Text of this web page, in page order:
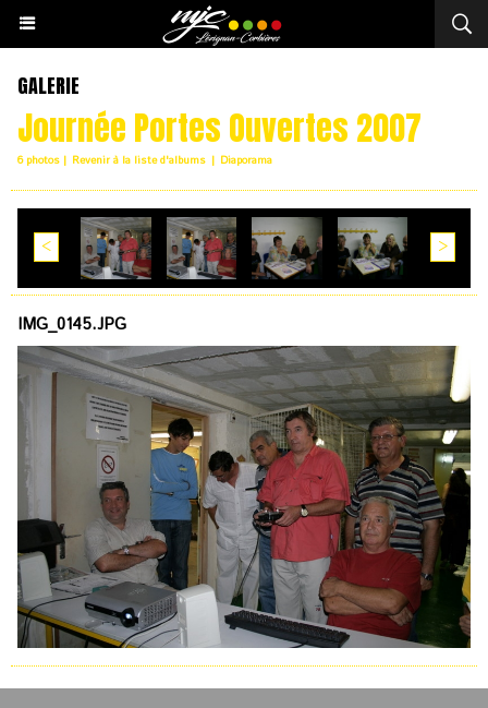
GALERIE
Journée Portes Ouvertes 2007
6 photos | Revenir à la liste d'albums | Diaporama
< >
IMG_0145.JPG